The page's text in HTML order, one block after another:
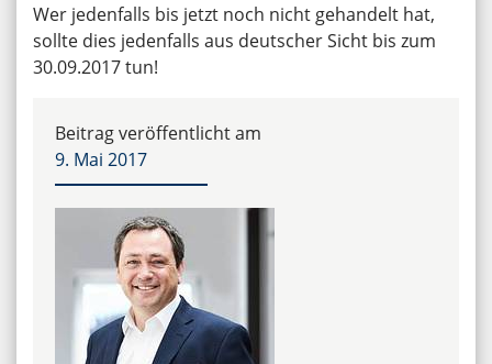
Wer jedenfalls bis jetzt noch nicht gehandelt hat,
sollte dies jedenfalls aus deutscher Sicht bis zum
30.09.2017 tun!
Beitrag veröffentlicht am
9. Mai 2017